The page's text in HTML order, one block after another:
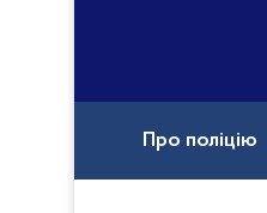
Про поліцію